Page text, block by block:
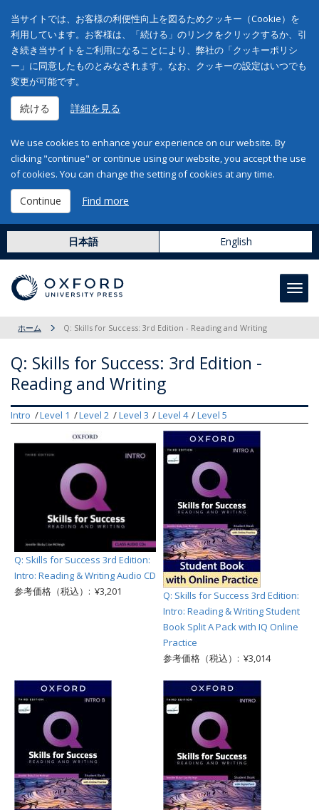
当サイトでは、お客様の利便性向上を図るためクッキー（Cookie）を
利用しています。お客様は、「続ける」のリンクをクリックするか、引
き続き当サイトをご利用になることにより、弊社の「クッキーポリシ
ー」に同意したものとみなされます。なお、クッキーの設定はいつでも
変更が可能です。
続ける 詳細を見る
We use cookies to enhance your experience on our website. By
clicking "continue" or continue using our website, you accept the use
of cookies. You can change the setting of cookies at any time.
Continue Find more
日本語 English
ホーム Q: Skills for Success: 3rd Edition - Reading and Writing
Q: Skills for Success: 3rd Edition -
Reading and Writing
Intro Level 1 Level 2 Level 3 Level 4 Level 5
Q: Skills for Success 3rd Edition:
Intro: Reading & Writing Audio CD
参考価格（税込）: ¥3,201
Q: Skills for Success 3rd Edition:
Intro: Reading & Writing Student
Book Split A Pack with IQ Online
Practice
参考価格（税込）: ¥3,014